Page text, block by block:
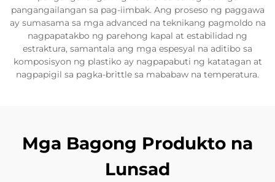
pangangailangan sa pag-iimbak. Ang proseso ng paggawa
ay sumasama sa mga advanced na teknikang pagmoldo na
nagpapatakbo ng parehong kapal at estabilidad ng
estraktura, samantala ang mga espesyal na aditibo sa
komposisyon ng plastiko ay nagpapabuti ng katatagan at
nagpapigil sa pagka-brittle sa mababaw na temperatura.
Mga Bagong Produkto na
Lunsad